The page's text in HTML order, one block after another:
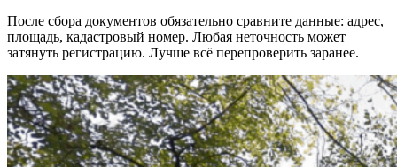
После сбора документов обязательно сравните данные: адрес,
площадь, кадастровый номер. Любая неточность может
затянуть регистрацию. Лучше всё перепроверить заранее.